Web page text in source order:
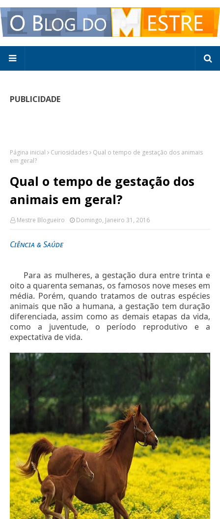
PUBLICIDADE
Página inicial Curiosidades
Qual o tempo de gestação dos animais
em geral?
Qual o tempo de gestação dos
animais em geral?
Mestre Blogueiro Domingo, Janeiro 31, 2016
Ciência & Saúde
Para as mulheres, a gestação dura entre trinta e
oito a quarenta semanas, os famosos nove meses em
média. Porém, quando tratamos de outras espécies
animais que não a humana, a gestação tem duração
diferenciada, assim como as demais etapas da vida,
como a juventude, o período reprodutivo e a
expectativa de vida.